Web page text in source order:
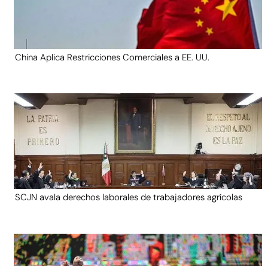
China Aplica Restricciones Comerciales a EE. UU.
SCJN avala derechos laborales de trabajadores agrícolas